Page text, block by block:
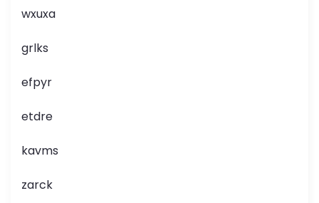
wxuxa
grlks
efpyr
etdre
kavms
zarck